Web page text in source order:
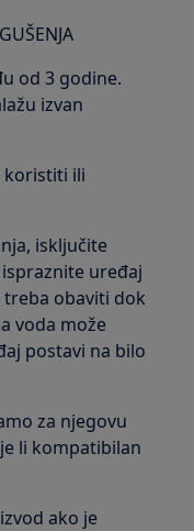
od 3 godine.
izvan
koristiti ili
isključite
uređaj
treba obaviti dok
voda može
postavi na bilo
za njegovu
li kompatibilan
ako je